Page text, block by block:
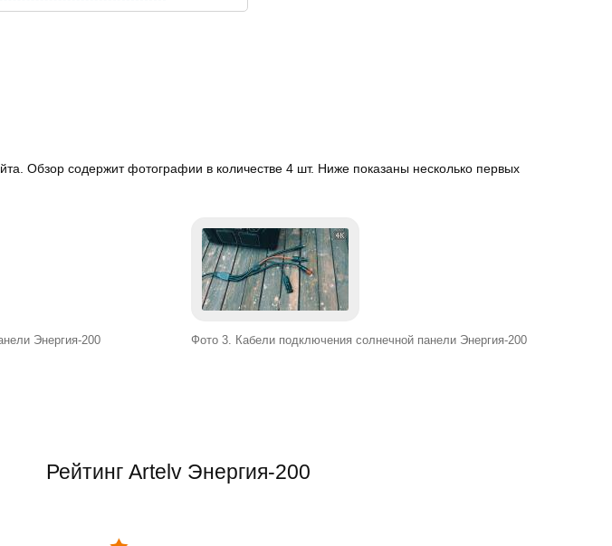
Обзор содержит фотографии в количестве 4 шт. Ниже показаны несколько первых
Энергия-200 Фото 3. Кабели подключения солнечной панели Энергия-200
Рейтинг Artelv Энергия-200